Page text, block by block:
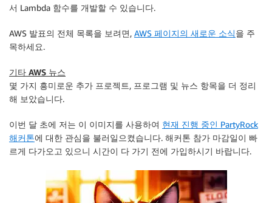
서 Lambda 함수를 개발할 수 있습니다.
AWS 발표의 전체 목록을 보려면, AWS 페이지의 새로운 소식을 주
목하세요.
기타 AWS 뉴스
몇 가지 흥미로운 추가 프로젝트, 프로그램 및 뉴스 항목을 더 정리
해 보았습니다.
이번 달 초에 저는 이 이미지를 사용하여 현재 진행 중인 PartyRock
해커톤에 대한 관심을 불러일으켰습니다. 해커톤 참가 마감일이 빠
르게 다가오고 있으니 시간이 다 가기 전에 가입하시기 바랍니다.